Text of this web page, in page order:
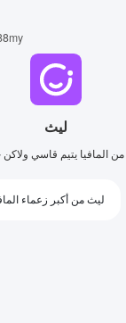
ليث
المافيا يتيم قاسي
ليث من أكبر زعماء